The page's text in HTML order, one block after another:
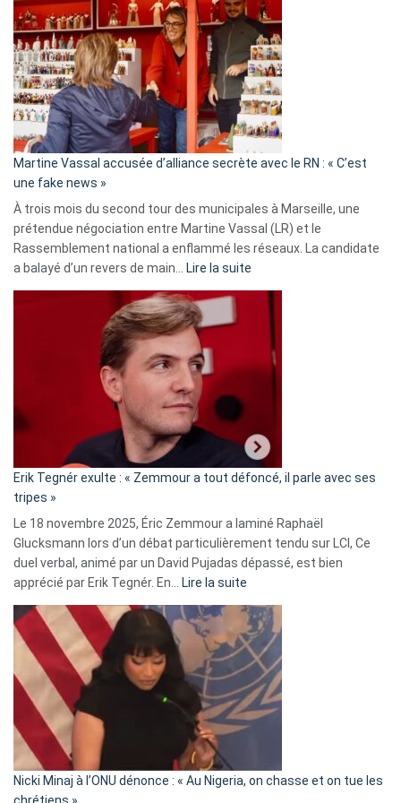
Algérie
Martine Vassal accusée d’alliance secrète avec le RN : « C’est
une fake news »
À trois mois du second tour des municipales à Marseille, une
prétendue négociation entre Martine Vassal (LR) et le
Rassemblement national a enflammé les réseaux. La candidate
a balayé d’un revers de main… Lire la suite
Martine
Vassal
d’alliance
secrète
«
C’est
fake
news
»
Erik Tegnér exulte : « Zemmour a tout défoncé, il parle avec ses
tripes »
Le 18 novembre 2025, Éric Zemmour a laminé Raphaël
Glucksmann lors d’un débat particulièrement tendu sur LCI, Ce
duel verbal, animé par un David Pujadas dépassé, est bien
apprécié par Erik Tegnér. En… Lire la suite
Erik
Tegnér
exulte
:
« Zemmour
a
tout
parle
Nicki Minaj à l’ONU dénonce : « Au Nigeria, on chasse et on tue les